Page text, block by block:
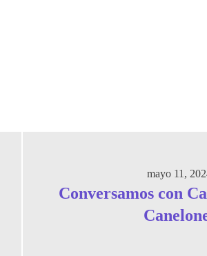
mayo 11,
Conversamos con